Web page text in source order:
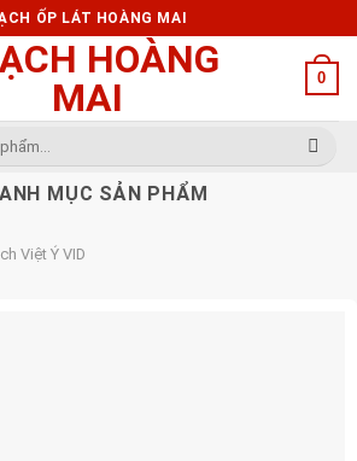
ỐP LÁT HOÀNG MAI
0
MỤC SẢN PHẨM
Việt Ý VID